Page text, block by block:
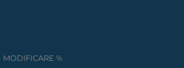
MODIFICARE %